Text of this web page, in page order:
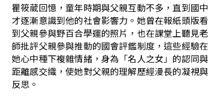
瞿筱葳回憶，童年時期與父親互動不多，直到國中
才逐漸意識到他的社會影響力。她曾在報紙頭版看
到父親參與野百合學運的照片，也在課堂上聽見老
師批評父親參與推動的國會評鑑制度，這些經驗在
她心中種下複雜情緒，身為「名人之女」的認同與
距離感交織，使她對父親的理解歷經漫長的凝視與
反思。